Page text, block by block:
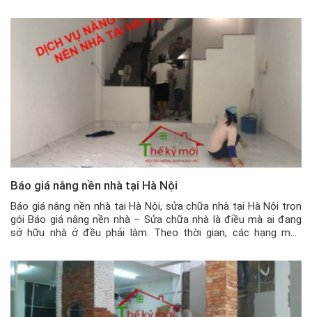
Báo giá nâng nền nhà tại Hà Nội
Báo giá nâng nền nhà tại Hà Nội, sửa chữa nhà tại Hà Nội trọn
gói Báo giá nâng nền nhà – Sửa chữa nhà là điều mà ai đang
sở hữu nhà ở đều phải làm. Theo thời gian, các hạng mục